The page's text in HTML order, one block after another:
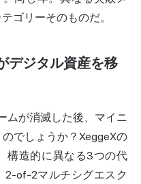
ゴリーそのものだ。
デジタル資産を移
ムが消滅した後、マイニ
でしょうか？XeggeXの
構造的に異なる3つの代
2-of-2マルチシグエスク